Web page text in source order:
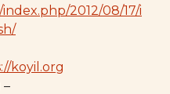
2012/08/17/i
koyil.org
–